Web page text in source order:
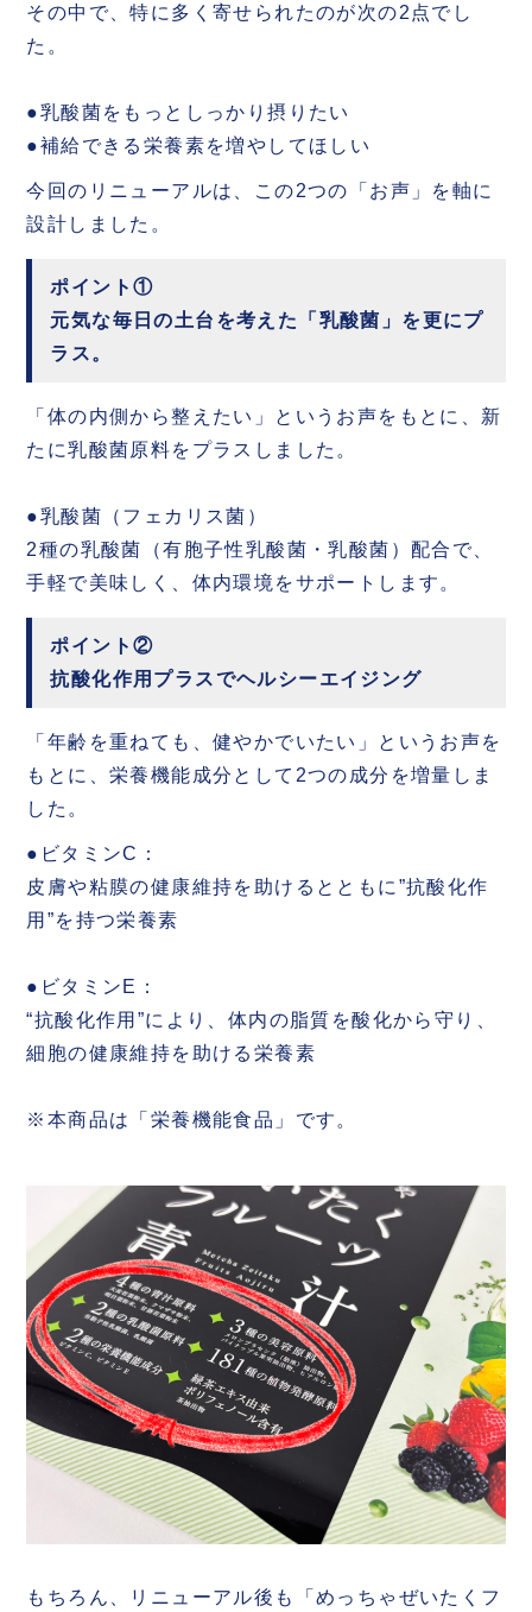
その中で、特に多く寄せられたのが次の2点でし
た。
●乳酸菌をもっとしっかり摂りたい
●補給できる栄養素を増やしてほしい
今回のリニューアルは、この2つの「お声」を軸に
設計しました。
ポイント①
元気な毎日の土台を考えた「乳酸菌」を更にプ
ラス。
「体の内側から整えたい」というお声をもとに、新
たに乳酸菌原料をプラスしました。
●乳酸菌（フェカリス菌）
2種の乳酸菌（有胞子性乳酸菌・乳酸菌）配合で、
手軽で美味しく、体内環境をサポートします。
ポイント②
抗酸化作用プラスでヘルシーエイジング
「年齢を重ねても、健やかでいたい」というお声を
もとに、栄養機能成分として2つの成分を増量しま
した。
●ビタミンC：
皮膚や粘膜の健康維持を助けるとともに”抗酸化作
用”を持つ栄養素
●ビタミンE：
“抗酸化作用”により、体内の脂質を酸化から守り、
細胞の健康維持を助ける栄養素
※本商品は「栄養機能食品」です。
もちろん、リニューアル後も「めっちゃぜいたくフ